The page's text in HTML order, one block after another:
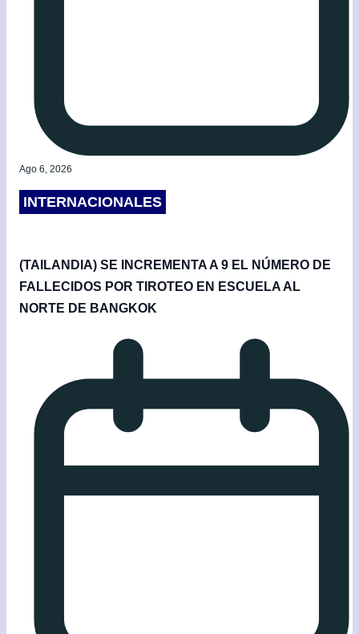
Ago 6, 2026
INTERNACIONALES
(TAILANDIA) SE INCREMENTA A 9 EL NÚMERO DE
FALLECIDOS POR TIROTEO EN ESCUELA AL
NORTE DE BANGKOK